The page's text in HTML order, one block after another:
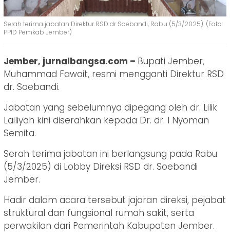
Serah terima jabatan Direktur RSD dr Soebandi, Rabu (5/3/2025). (Foto:
PPID Pemkab Jember)
Jember, jurnalbangsa.com – Bupati Jember,
Muhammad Fawait, resmi mengganti Direktur RSD
dr. Soebandi.
Jabatan yang sebelumnya dipegang oleh dr. Lilik
Lailiyah kini diserahkan kepada Dr. dr. I Nyoman
Semita.
Serah terima jabatan ini berlangsung pada Rabu
(5/3/2025) di Lobby Direksi RSD dr. Soebandi
Jember.
Hadir dalam acara tersebut jajaran direksi, pejabat
struktural dan fungsional rumah sakit, serta
perwakilan dari Pemerintah Kabupaten Jember.